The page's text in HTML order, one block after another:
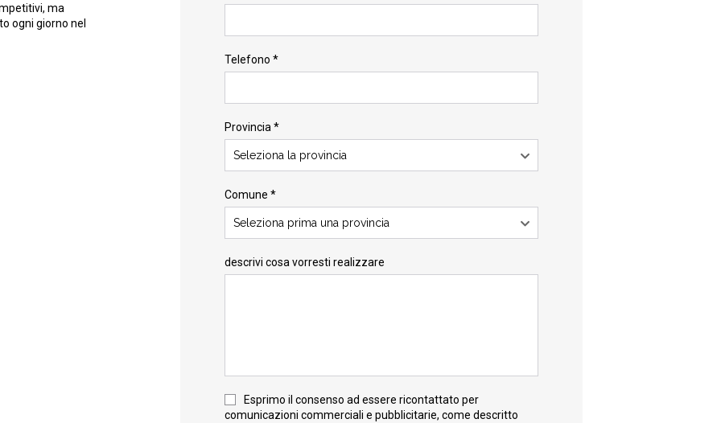
ma
ogni giorno nel
Telefono *
Provincia *
Seleziona la provincia
Comune *
Seleziona prima una provincia
descrivi cosa vorresti realizzare
Esprimo il consenso ad essere ricontattato per
comunicazioni commerciali e pubblicitarie, come descritto